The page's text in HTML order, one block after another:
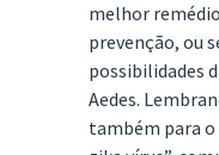
melhor
prevenção, ou
possibilidades
Aedes.
também para o